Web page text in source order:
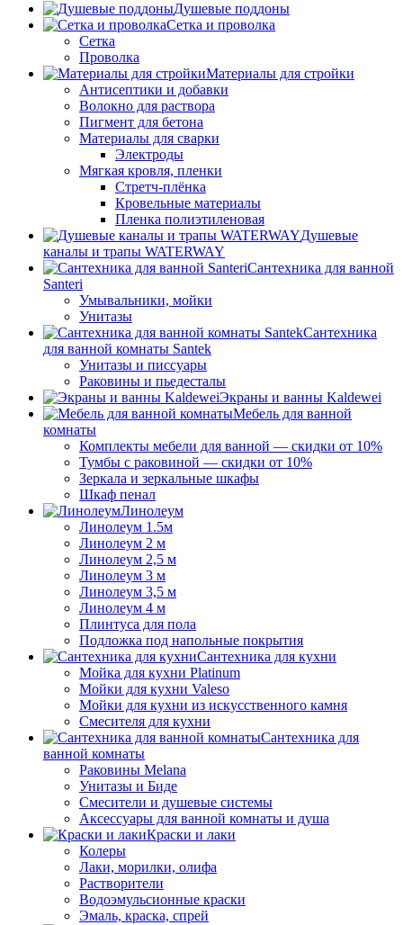
Душевые поддоны
Сетка и проволка
Сетка
Проволка
Материалы для стройки
Антисептики и добавки
Волокно для раствора
Пигмент для бетона
Материалы для сварки
Электроды
Мягкая кровля, пленки
Стретч-плёнка
Кровельные материалы
Пленка полиэтиленовая
Душевые
каналы и трапы WATERWAY
Сантехника для ванной
Santeri
Умывальники, мойки
Унитазы
Сантехника
для ванной комнаты Santek
Унитазы и писсуары
Раковины и пьедесталы
Экраны и ванны Kaldewei
Мебель для ванной
комнаты
Комплекты мебели для ванной — скидки от 10%
Тумбы с раковиной — скидки от 10%
Зеркала и зеркальные шкафы
Шкаф пенал
Линолеум
Линолеум 1.5м
Линолеум 2 м
Линолеум 2,5 м
Линолеум 3 м
Линолеум 3,5 м
Линолеум 4 м
Плинтуса для пола
Подложка под напольные покрытия
Сантехника для кухни
Мойка для кухни Platinum
Мойки для кухни Valeso
Мойки для кухни из искусственного камня
Смесителя для кухни
Сантехника для
ванной комнаты
Раковины Melana
Унитазы и Биде
Смесители и душевые системы
Аксессуары для ванной комнаты и душа
Краски и лаки
Колеры
Лаки, морилки, олифа
Растворители
Водоэмульсионные краски
Эмаль, краска, спрей